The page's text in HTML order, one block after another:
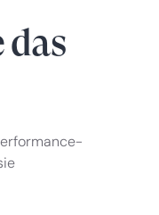
das